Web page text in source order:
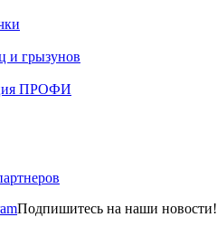
и грызунов
ПРОФИ
Подпишитесь на наши новости!